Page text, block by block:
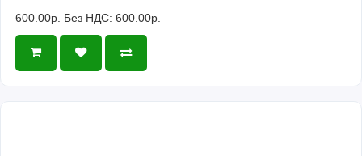
600.00р. Без НДС: 600.00р.